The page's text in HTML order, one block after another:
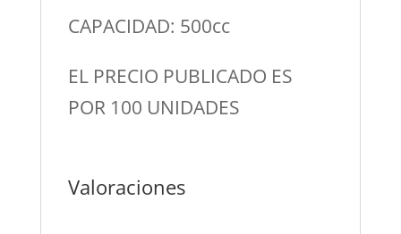
CAPACIDAD: 500cc
EL PRECIO PUBLICADO ES
POR 100 UNIDADES
Valoraciones